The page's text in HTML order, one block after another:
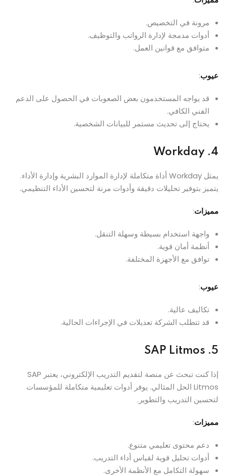
مرونة في التخصيص.
أدوات مدمجة لإدارة الرواتب والتوظيف.
متوافق مع قوانين العمل.
عيوب:
قد يواجه المستخدمون بعض الصعوبات في الحصول على الدعم
الفني الكافي.
يحتاج إلى تحديث مستمر للبيانات الشخصية.
4.
Workday
يمثل Workday أداة متكاملة لإدارة الموارد البشرية وإدارة الأداء.
يتميز بتوفير تحليلات دقيقة وأدوات مرنة لتحسين الأداء التنظيمي.
مميزات:
واجهة استخدام بسيطة وسهلة التنقل.
أنظمة أمان قوية.
توافق مع الأجهزة المختلفة.
عيوب:
تكاليف عالية.
قد تتطلب الشركة تعديلات في الإجراءات الحالية.
5.
SAP Litmos
إذا كنت تبحث عن منصة لتقديم التدريب الإلكتروني، يعتبر SAP
Litmos الحل المثالي. يوفر أدوات تعليمية متكاملة للمؤسسات
لتحسين التدريب والتطوير.
مميزات:
دعم محتوى تعليمي متنوع.
أدوات تحليل قوية لقياس أداء التدريب.
سهولة التكامل مع الأنظمة الأخرى.